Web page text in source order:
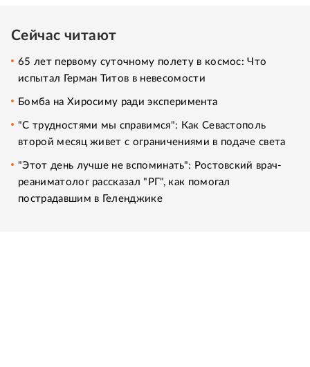
Сейчас читают
65 лет первому суточному полету в космос: Что
испытал Герман Титов в невесомости
Бомба на Хиросиму ради эксперимента
"С трудностями мы справимся": Как Севастополь
второй месяц живет с ограничениями в подаче света
"Этот день лучше не вспоминать": Ростовский врач-
реаниматолог рассказал "РГ", как помогал
пострадавшим в Геленджике